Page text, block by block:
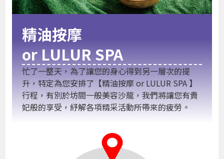
精油按摩
or LULUR SPA
忙了一整天，為了讓您的身心得到另一層次的提
升，特定為您安排了【精油按摩 or LULUR SPA 】
行程，有別於坊間一般美容沙龍，我們將讓您有貴
妃般的享受，紓解各項精采活動所帶來的疲勞。